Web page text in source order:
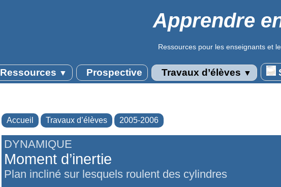
Apprendre
Ressources pour les enseignants et
Ressources ▼ Prospective Travaux d’élèves ▼
Accueil Travaux d’élèves 2005-2006
DYNAMIQUE
Moment d’inertie
Plan incliné sur lesquels roulent des cylindres